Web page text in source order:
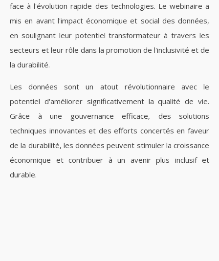
face à l'évolution rapide des technologies. Le webinaire a
mis en avant l'impact économique et social des données,
en soulignant leur potentiel transformateur à travers les
secteurs et leur rôle dans la promotion de l'inclusivité et de
la durabilité.
Les données sont un atout révolutionnaire avec le
potentiel d'améliorer significativement la qualité de vie.
Grâce à une gouvernance efficace, des solutions
techniques innovantes et des efforts concertés en faveur
de la durabilité, les données peuvent stimuler la croissance
économique et contribuer à un avenir plus inclusif et
durable.